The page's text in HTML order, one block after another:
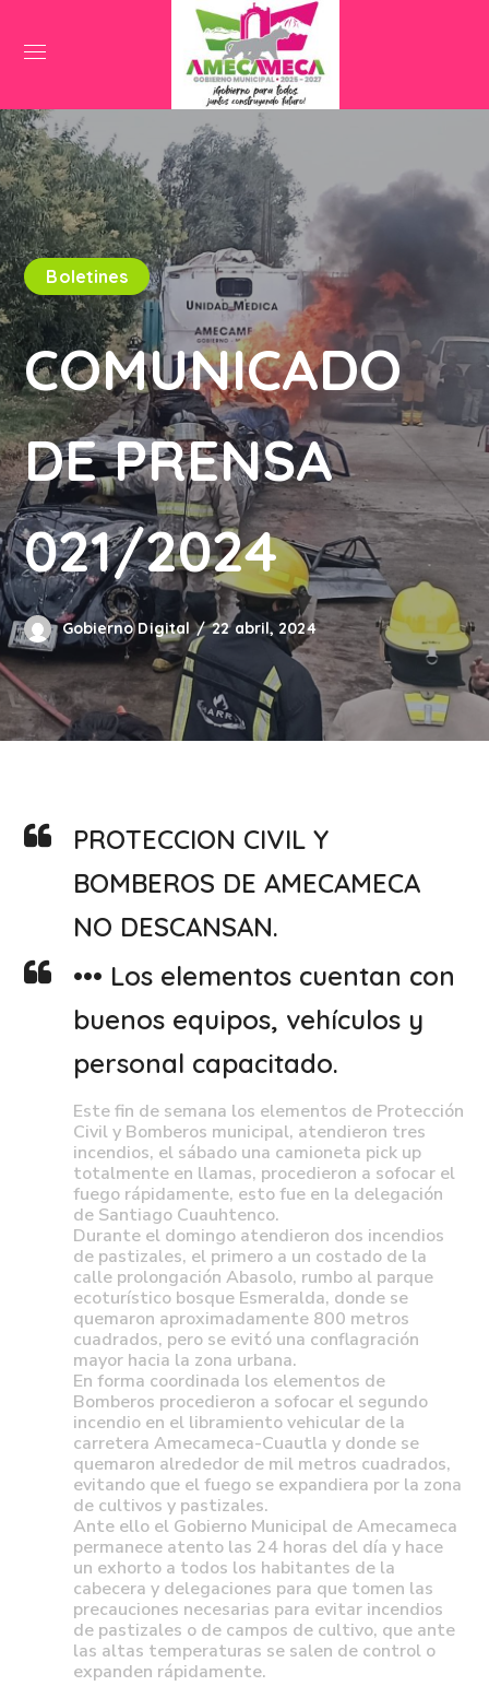
Boletines
COMUNICADO
DE PRENSA
021/2024
Gobierno Digital 22 abril, 2024
PROTECCION CIVIL Y
BOMBEROS DE AMECAMECA
NO DESCANSAN.
••• Los elementos cuentan con
buenos equipos, vehículos y
personal capacitado.
Este fin de semana los elementos de Protección
Civil y Bomberos municipal, atendieron tres
incendios, el sábado una camioneta pick up
totalmente en llamas, procedieron a sofocar el
fuego rápidamente, esto fue en la delegación
de Santiago Cuauhtenco.
Durante el domingo atendieron dos incendios
de pastizales, el primero a un costado de la
calle prolongación Abasolo, rumbo al parque
ecoturístico bosque Esmeralda, donde se
quemaron aproximadamente 800 metros
cuadrados, pero se evitó una conflagración
mayor hacia la zona urbana.
En forma coordinada los elementos de
Bomberos procedieron a sofocar el segundo
incendio en el libramiento vehicular de la
carretera Amecameca-Cuautla y donde se
quemaron alrededor de mil metros cuadrados,
evitando que el fuego se expandiera por la zona
de cultivos y pastizales.
Ante ello el Gobierno Municipal de Amecameca
permanece atento las 24 horas del día y hace
un exhorto a todos los habitantes de la
cabecera y delegaciones para que tomen las
precauciones necesarias para evitar incendios
de pastizales o de campos de cultivo, que ante
las altas temperaturas se salen de control o
expanden rápidamente.